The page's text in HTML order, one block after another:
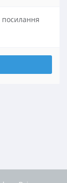
посилання